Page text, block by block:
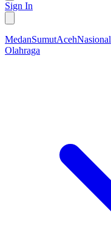
Sign In
MedanSumutAcehNasional
Olahraga